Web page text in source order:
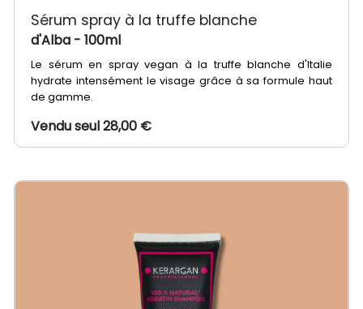
Sérum spray à la truffe blanche
d'Alba - 100ml
Le sérum en spray vegan à la truffe blanche d'Italie
hydrate intensément le visage grâce à sa formule haut
de gamme.
Vendu seul 28,00 €